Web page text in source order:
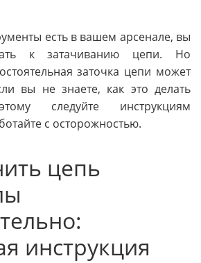
есть в вашем арсенале, вы
к затачиванию цепи. Но
заточка цепи может
вы не знаете, как это делать
следуйте инструкциям
с осторожностью.
цепь
инструкция